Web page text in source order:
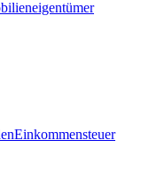
Einkommensteuer